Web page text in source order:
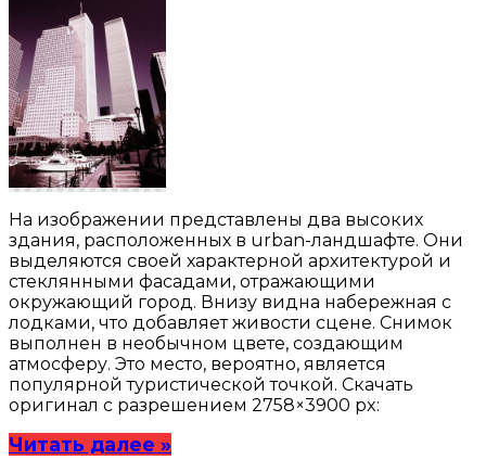
На изображении представлены два высоких
здания, расположенных в urban-ландшафте. Они
выделяются своей характерной архитектурой и
стеклянными фасадами, отражающими
окружающий город. Внизу видна набережная с
лодками, что добавляет живости сцене. Снимок
выполнен в необычном цвете, создающим
атмосферу. Это место, вероятно, является
популярной туристической точкой. Скачать
оригинал с разрешением 2758×3900 px:
Читать далее »